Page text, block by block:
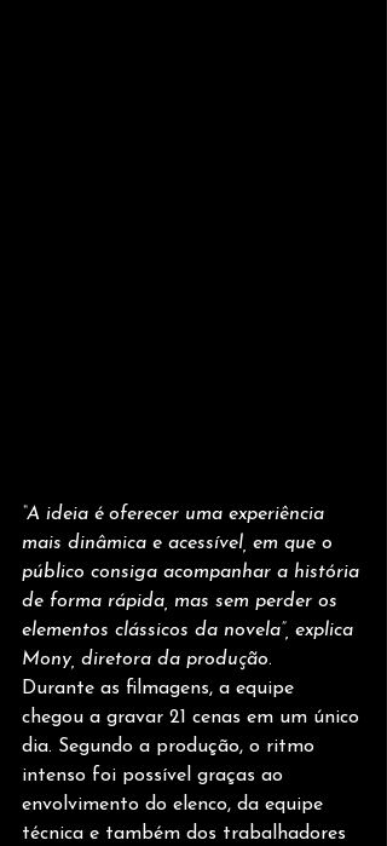
“A ideia é oferecer uma experiência
mais dinâmica e acessível, em que o
público consiga acompanhar a história
de forma rápida, mas sem perder os
elementos clássicos da novela”, explica
Mony, diretora da produção.
Durante as filmagens, a equipe
chegou a gravar 21 cenas em um único
dia. Segundo a produção, o ritmo
intenso foi possível graças ao
envolvimento do elenco, da equipe
técnica e também dos trabalhadores